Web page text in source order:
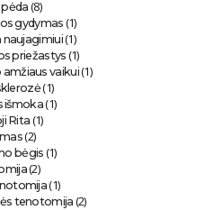
pėda (8)
gydymas (1)
naujagimiui(1)
priežastys (1)
vaikui(1)
(1)
išmoka(1)
Rita (1)
(2)
bėgis (1)
(2)
(1)
tenotomija (2)